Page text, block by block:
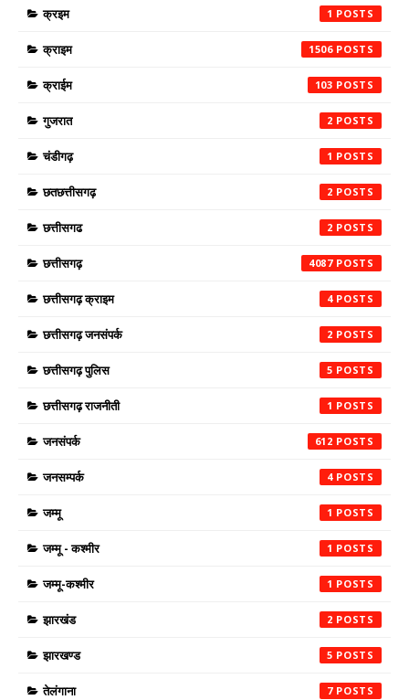
क्रइम 1
क्राइम 1506
क्राईम 103
गुजरात 2
चंडीगढ़ 1
छतछत्तीसगढ़ 2
छत्तीसगढ 2
छत्तीसगढ़ 4087
छत्तीसगढ़ क्राइम 4
छत्तीसगढ़ जनसंपर्क 2
छत्तीसगढ़ पुलिस 5
छत्तीसगढ़ राजनीती 1
जनसंपर्क 612
जनसम्पर्क 4
जम्मू 1
जम्मू - कश्मीर 1
जम्मू-कश्मीर 1
झारखंड 2
झारखण्ड 5
तेलंगाना 7